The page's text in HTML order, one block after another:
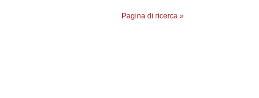
Pagina di ricerca »